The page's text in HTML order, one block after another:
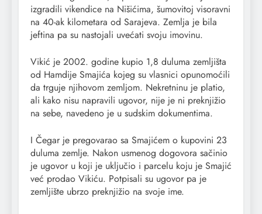
izgradili vikendice na Nišićima, šumovitoj visoravni
na 40-ak kilometara od Sarajeva. Zemlja je bila
jeftina pa su nastojali uvećati svoju imovinu.
Vikić je 2002. godine kupio 1,8 duluma zemljišta
od Hamdije Smajića kojeg su vlasnici opunomoćili
da trguje njihovom zemljom. Nekretninu je platio,
ali kako nisu napravili ugovor, nije je ni preknjižio
na sebe, navedeno je u sudskim dokumentima.
I Čegar je pregovarao sa Smajićem o kupovini 23
duluma zemlje. Nakon usmenog dogovora sačinio
je ugovor u koji je uključio i parcelu koju je Smajić
već prodao Vikiću. Potpisali su ugovor pa je
zemljište ubrzo preknjižio na svoje ime.